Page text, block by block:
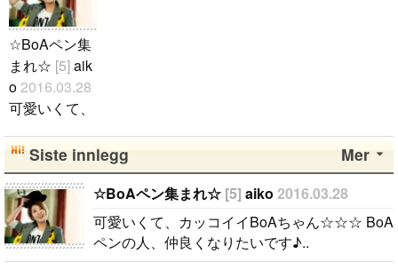
☆BoAペン集
まれ☆ [5]aik
o 2016.03.28
可愛いくて、
oAちゃん☆
☆☆ BoAペ
ンの人、仲良
くなりたいで
す♪..
Mer
Siste innlegg
☆BoAペン集まれ☆ [5] aiko 2016.03.28
可愛いくて、カッコイイBoAちゃん☆☆☆ BoA
ペンの人、仲良くなりたいです♪..